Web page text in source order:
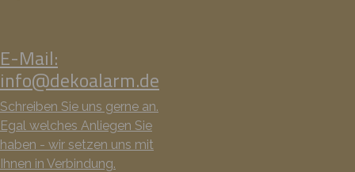
E-Mail:
info@dekoalarm.de
Schreiben Sie uns gerne an.
Egal welches Anliegen Sie
haben - wir setzen uns mit
Ihnen in Verbindung.